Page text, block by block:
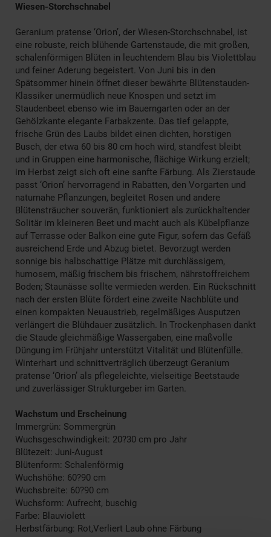
Wiesen-Storchschnabel
Geranium pratense ‘Orion’, der Wiesen-Storchschnabel, ist
eine robuste, reich blühende Gartenstaude, die mit großen,
schalenförmigen Blüten in leuchtendem Blau bis Violettblau
und feiner Aderung begeistert. Von Juni bis in den
Spätsommer hinein öffnet dieser bewährte Blütenstauden-
Klassiker unermüdlich neue Knospen und setzt im
Staudenbeet ebenso wie im Bauerngarten oder an der
Gehölzkante elegante Farbakzente. Das tief gelappte,
frische Grün des Laubs bildet einen dichten, horstigen
Busch, der etwa 60 bis 80 cm hoch wird, standfest bleibt
und in Gruppen eine harmonische, flächige Wirkung erzielt;
im Herbst zeigt sich oft eine sanfte Färbung. Als Zierstaude
passt ‘Orion’ hervorragend in Rabatten, den Vorgarten und
naturnahe Pflanzungen, begleitet Rosen und andere
Blütensträucher souverän, funktioniert als zurückhaltender
Solitär im kleineren Beet und macht auch als Kübelpflanze
auf Terrasse oder Balkon eine gute Figur, sofern das Gefäß
ausreichend Erde und Abzug bietet. Bevorzugt werden
sonnige bis halbschattige Plätze mit durchlässigem,
humosem, mäßig frischem bis frischem, nährstoffreichem
Boden; Staunässe sollte vermieden werden. Ein Rückschnitt
nach der ersten Blüte fördert eine zweite Nachblüte und
einen kompakten Neuaustrieb, regelmäßiges Ausputzen
verlängert die Blühdauer zusätzlich. In Trockenphasen dankt
die Staude gleichmäßige Wassergaben, eine maßvolle
Düngung im Frühjahr unterstützt Vitalität und Blütenfülle.
Winterhart und schnittverträglich überzeugt Geranium
pratense ‘Orion’ als pflegeleichte, vielseitige Beetstaude
und zuverlässiger Strukturgeber im Garten.
Wachstum und Erscheinung
Immergrün: Sommergrün
Wuchsgeschwindigkeit: 20?30 cm pro Jahr
Blütezeit: Juni-August
Blütenform: Schalenförmig
Wuchshöhe: 60?90 cm
Wuchsbreite: 60?90 cm
Wuchsform: Aufrecht, buschig
Farbe: Blauviolett
Herbstfärbung: Rot,Verliert Laub ohne Färbung